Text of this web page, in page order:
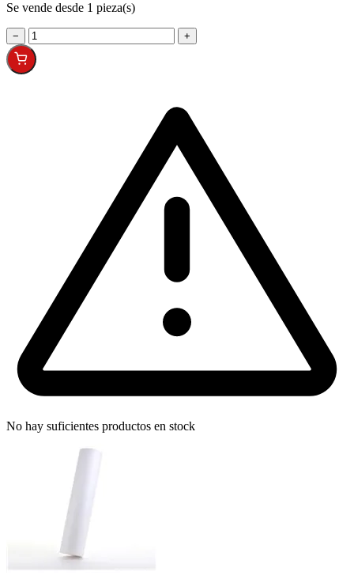
Se vende desde 1 pieza(s)
− +
No hay suficientes productos en stock